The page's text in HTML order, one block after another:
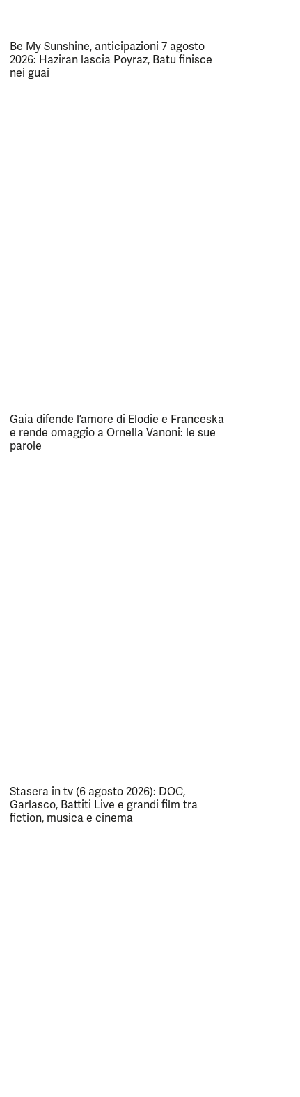
Be My Sunshine, anticipazioni 7 agosto
2026: Haziran lascia Poyraz, Batu finisce
nei guai
Gaia difende l’amore di Elodie e Franceska
e rende omaggio a Ornella Vanoni: le sue
parole
Stasera in tv (6 agosto 2026): DOC,
Garlasco, Battiti Live e grandi film tra
fiction, musica e cinema